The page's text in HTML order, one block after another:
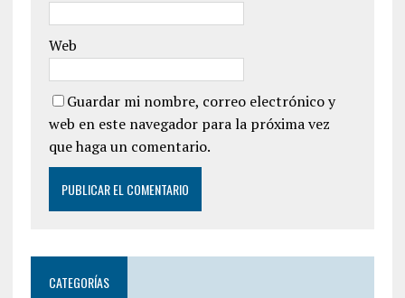
Web
Guardar mi nombre, correo electrónico y
web en este navegador para la próxima vez
que haga un comentario.
CATEGORÍAS